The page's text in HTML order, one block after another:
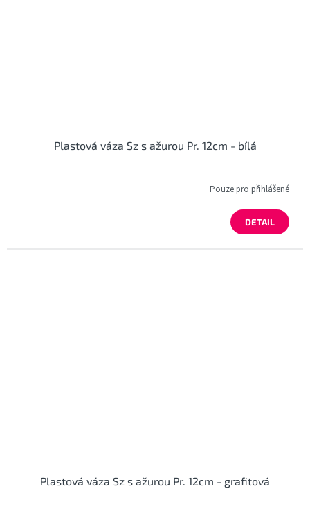
Plastová váza Sz s ažurou Pr. 12cm - bílá
Pouze pro přihlášené
DETAIL
Plastová váza Sz s ažurou Pr. 12cm - grafitová